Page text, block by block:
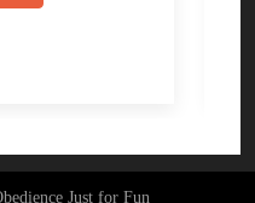
Just for Fun